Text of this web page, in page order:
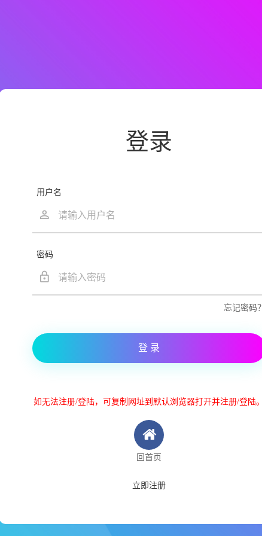
登录
用户名
密码
忘记密码？
登 录
如无法注册/登陆，可复制网址到默认浏览器打开并注册/登陆。
回首页
立即注册